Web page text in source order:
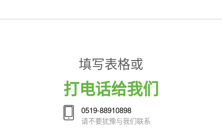
填写表格或
打电话给我们
0519-88910898
请不要犹豫与我们联系